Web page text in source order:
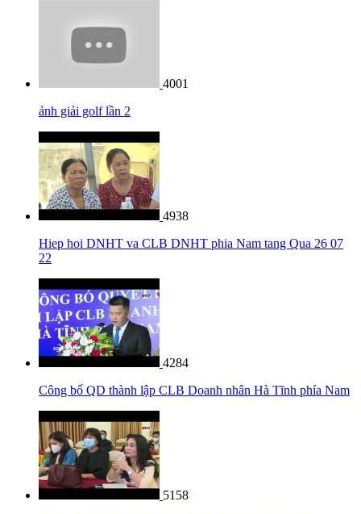
4001
ảnh giải golf lần 2
4938
Hiep hoi DNHT va CLB DNHT phia Nam tang Qua 26 07
22
4284
Công bố QD thành lập CLB Doanh nhân Hà Tĩnh phía Nam
5158